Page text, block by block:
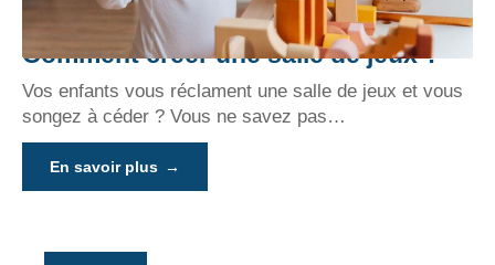
Comment créer une salle de jeux ?
Vos enfants vous réclament une salle de jeux et vous
songez à céder ? Vous ne savez pas…
En savoir plus